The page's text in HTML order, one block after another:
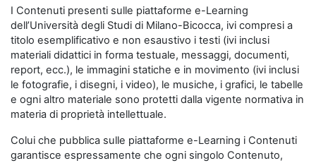
I Contenuti presenti sulle piattaforme e-Learning
dell’Università degli Studi di Milano-Bicocca, ivi compresi a
titolo esemplificativo e non esaustivo i testi (ivi inclusi
materiali didattici in forma testuale, messaggi, documenti,
report, ecc.), le immagini statiche e in movimento (ivi inclusi
le fotografie, i disegni, i video), le musiche, i grafici, le tabelle
e ogni altro materiale sono protetti dalla vigente normativa in
materia di proprietà intellettuale.
Colui che pubblica sulle piattaforme e-Learning i Contenuti
garantisce espressamente che ogni singolo Contenuto,